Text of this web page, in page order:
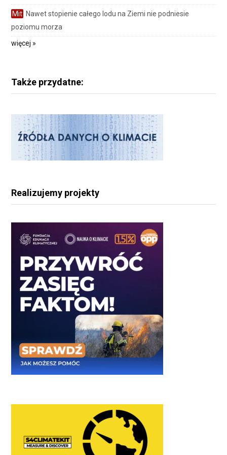
Mit Nawet stopienie całego lodu na Ziemi nie podniesie
poziomu morza
więcej »
Także przydatne:
Realizujemy projekty